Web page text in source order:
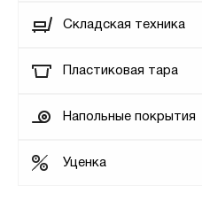
Складская техника
Пластиковая тара
Напольные покрытия
Уценка